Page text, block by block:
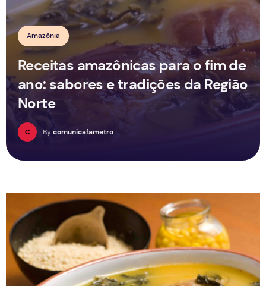
Amazônia
Receitas amazônicas para o fim de
ano: sabores e tradições da Região
Norte
C Bycomunicafametro